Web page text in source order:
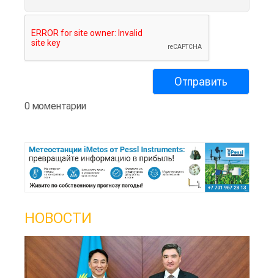
0 моментарии
НОВОСТИ